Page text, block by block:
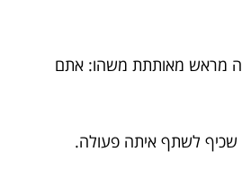
מראש מאותתת משהו: אתם
שכיף לשתף איתה פעולה.